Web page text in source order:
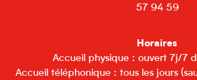
57 94 59
Horaires
Accueil physique : ouvert 7j/7
Accueil téléphonique : tous les jours